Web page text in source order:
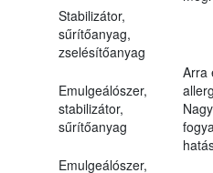
Stabilizátor,
sűrítőanyag,
zselésítőanyag
Emulgeálószer,
stabilizátor,
sűrítőanyag
Arra
Emulgeálószer,